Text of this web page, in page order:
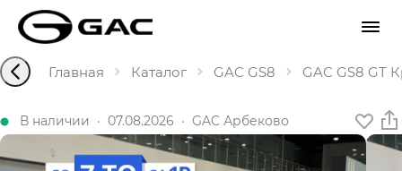
Главная Каталог GAC GS8 GAC GS8 GT
В наличии · 07.08.2026 · GAC Арбеково